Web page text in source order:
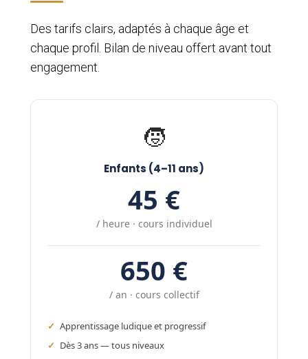
Des tarifs clairs, adaptés à chaque âge et
chaque profil. Bilan de niveau offert avant tout
engagement.
🧒
Enfants (4–11 ans)
45 €
/ heure · cours individuel
650 €
/ an · cours collectif
Apprentissage ludique et progressif
Dès 3 ans — tous niveaux